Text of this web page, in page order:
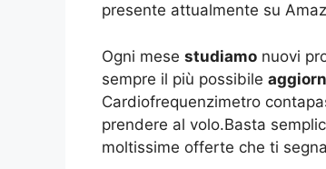
presente attualmente su
Ogni mese studiamo nuovi
sempre il più possibile
Cardiofrequenzimetro
prendere al volo.Basta
moltissime offerte che ti